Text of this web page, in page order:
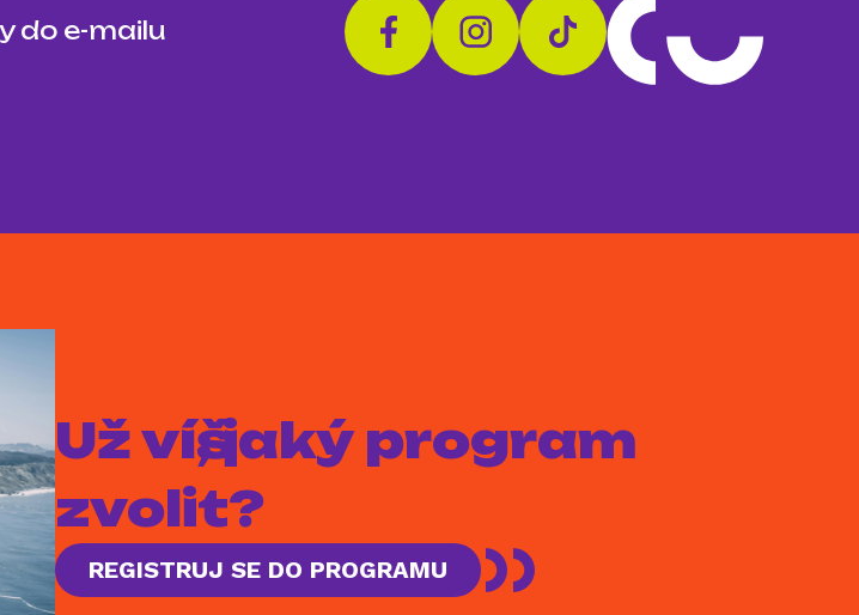
do e-mailu
Už víš, jaký program
zvolit?
REGISTRUJ SE DO PROGRAMU